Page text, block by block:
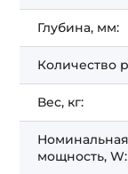
Глубина, мм:
Количество
Вес, кг:
Номинальная
мощность, W: